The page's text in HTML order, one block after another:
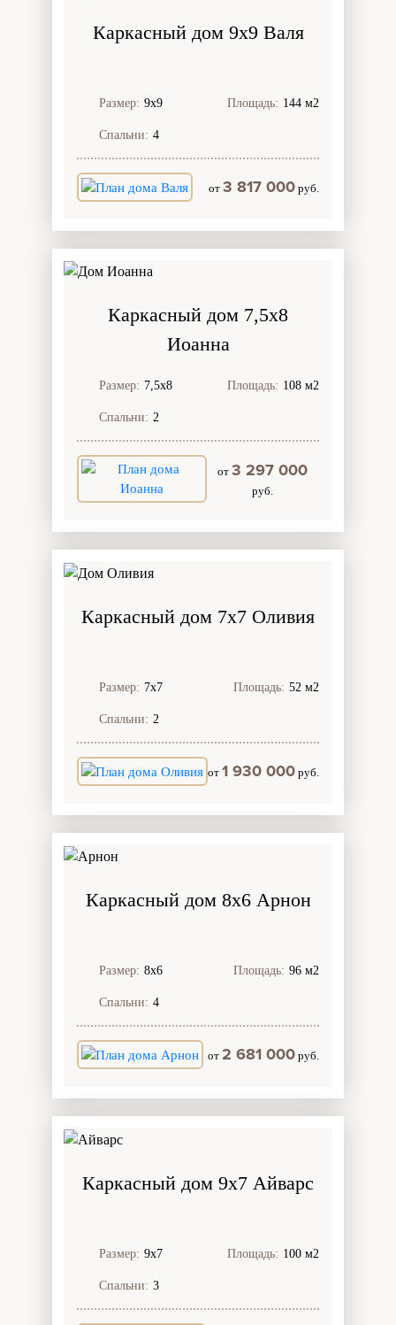
Каркасный дом 9х9 Валя
Размер: 9х9 Площадь: 144 м2
Спальни: 4
от 3 817 000 руб.
Каркасный дом 7,5х8
Иоанна
Размер: 7,5х8 Площадь: 108 м2
Спальни: 2
от3 297 000
руб.
Каркасный дом 7х7 Оливия
Размер: 7х7 Площадь: 52 м2
Спальни: 2
от 1 930 000 руб.
Каркасный дом 8х6 Арнон
Размер: 8х6 Площадь: 96 м2
Спальни: 4
от 2 681 000 руб.
Каркасный дом 9х7 Айварс
Размер: 9х7 Площадь: 100 м2
Спальни: 3